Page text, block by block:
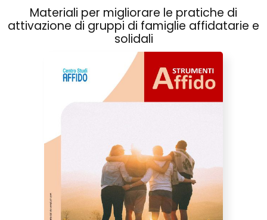
Materiali per migliorare le pratiche di
attivazione di gruppi di famiglie affidatarie e
solidali